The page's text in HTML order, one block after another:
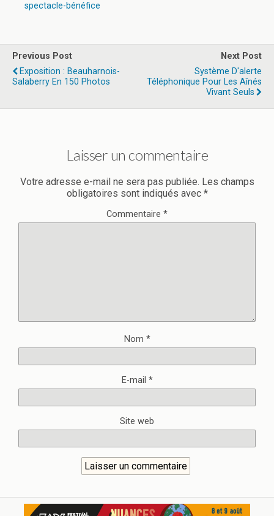
spectacle-bénéfice
Previous Post
Exposition : Beauharnois-
Salaberry En 150 Photos
Next Post
Système D'alerte
Téléphonique Pour Les Aînés
Vivant Seuls
Laisser un commentaire
Votre adresse e-mail ne sera pas publiée. Les champs
obligatoires sont indiqués avec *
Commentaire *
Nom *
E-mail *
Site web